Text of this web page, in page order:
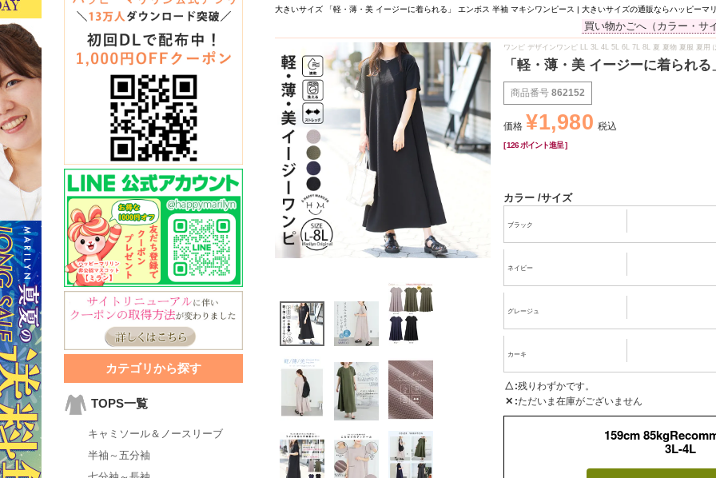
カテゴリから探す
TOPS一覧
キャミソール＆ノースリーブ
半袖～五分袖
大きいサイズ 「軽・薄・美 イージーに着られる」 エンボス 半袖 マキシワンピース | 大きいサイズの通販ならハッピーマ
買い物かごへ（カラー・サ
ワンピ デザインワンピ LL 3L 4L 5L 6L 7L 8L 夏 夏物 夏服 夏用
「軽・薄・美 イージーに着られ
商品番号 862152
価格 ¥1,980 税込
[126 ポイント進呈 ]
カラー サイズ
ブラック
ネイビー
グレージュ
カーキ
△ 残りわずかです。
✕ ただいま在庫がございません
159cm
3L-4L